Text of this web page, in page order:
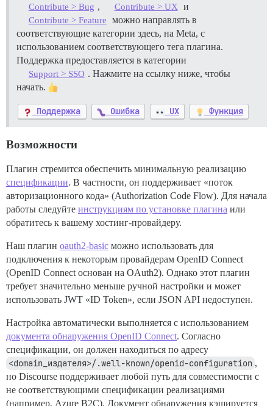
Contribute > Bug , Contribute > UX и
Contribute > Feature
можно направлять в
соответствующие категории здесь, на Meta, с
использованием соответствующего тега плагина.
Поддержка предоставляется в категории
Support > SSO . Нажмите на ссылку ниже, чтобы
начать.
Поддержка Ошибка UX Функция
Возможности
Плагин стремится обеспечить минимальную реализацию
спецификации. В частности, он поддерживает «поток
авторизационного кода» (Authorization Code Flow). Для начала
работы следуйте инструкциям по установке плагина или
обратитесь к вашему хостинг-провайдеру.
Наш плагин oauth2-basic можно использовать для
подключения к некоторым провайдерам OpenID Connect
(OpenID Connect основан на OAuth2). Однако этот плагин
требует значительно меньше ручной настройки и может
использовать JWT «ID Token», если JSON API недоступен.
Настройка автоматически выполняется с использованием
документа обнаружения OpenID Connect. Согласно
спецификации, он должен находиться по адресу
<domain_издателя>/.well-known/openid-configuration ,
но Discourse поддерживает любой путь для совместимости с
не соответствующими спецификации реализациями
(например, Azure B2C). Документ обнаружения кэшируется